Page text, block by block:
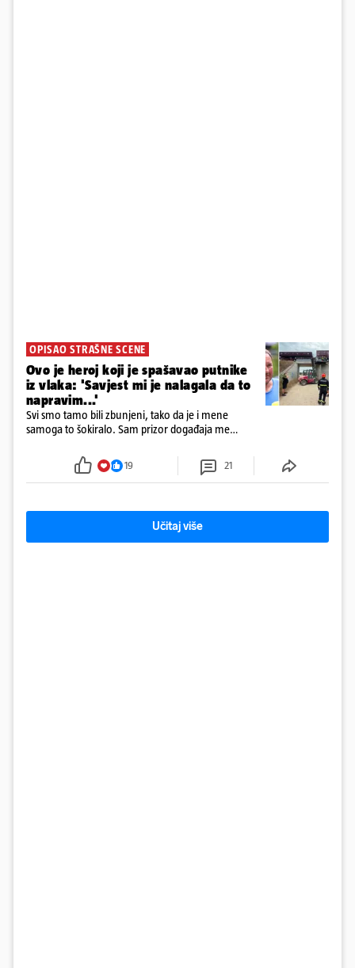
OPISAO STRAŠNE SCENE
Ovo je heroj koji je spašavao putnike
iz vlaka: 'Savjest mi je nalagala da to
napravim...'
Svi smo tamo bili zbunjeni, tako da je i mene
samoga to šokiralo. Sam prizor događaja me
19 21
Učitaj više